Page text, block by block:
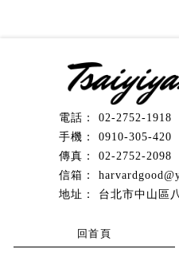
02-2752-1918
0910-305-420
02-2752-2098
台北市中山區
回首頁